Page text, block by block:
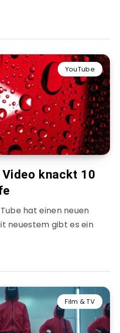
YouTube
knackt 10
hat einen neuen
neuestem gibt es ein
Film & TV